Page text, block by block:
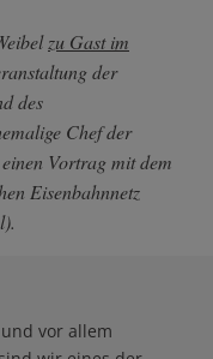
zu Gast im
der
des
Chef der
Vortrag mit dem
Eisenbahnnetz
vor allem